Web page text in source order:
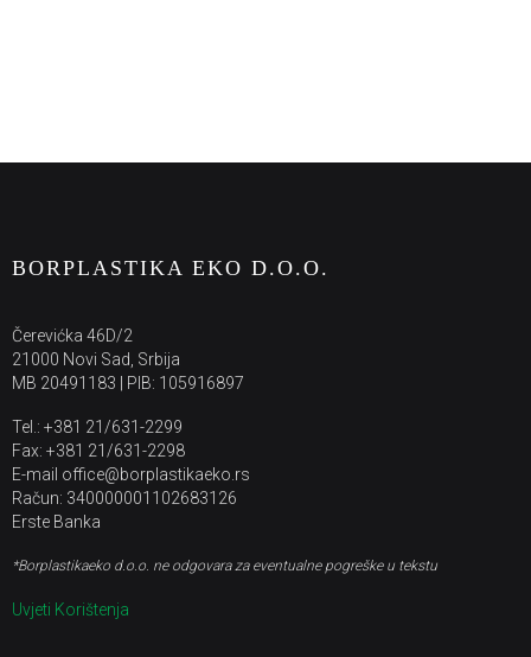
BORPLASTIKA EKO D.O.O.
Čerevićka 46D/2
21000 Novi Sad, Srbija
MB 20491183 | PIB: 105916897
Tel.: +381 21/631-2299
Fax: +381 21/631-2298
E-mail office@borplastikaeko.rs
Račun: 340000001102683126
Erste Banka
*Borplastikaeko d.o.o. ne odgovara za eventualne pogreške u tekstu
Uvjeti Korištenja